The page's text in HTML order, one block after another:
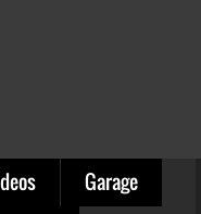
Garage